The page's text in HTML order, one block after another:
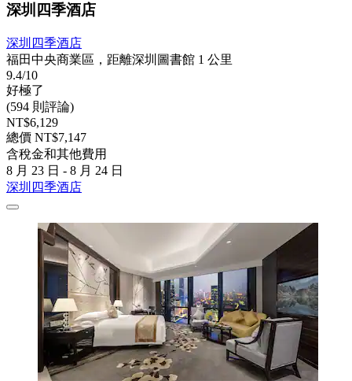
深圳四季酒店
深圳四季酒店
福田中央商業區，距離深圳圖書館 1 公里
9.4/10
好極了
(594 則評論)
NT$6,129
總價 NT$7,147
含稅金和其他費用
8 月 23 日 - 8 月 24 日
深圳四季酒店